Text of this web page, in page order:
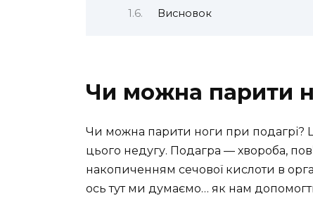
Висновок
Чи можна парити
Чи можна парити ноги при подагрі?
цього недугу. Подагра — хвороба,
накопиченням сечової кислоти в
ось тут ми думаємо… як нам